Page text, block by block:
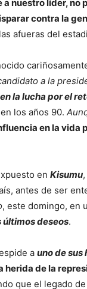
a nuestro líder, no
contra la
afueras del
a la
la lucha por el
en los años 90.
en la vida
en Kisumu
antes de ser
, este domingo, en
últimos deseos.
a uno de sus
herida de la
que el legado